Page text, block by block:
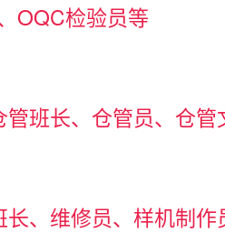
OQC检验员等
管班长、仓管员、仓管
长、维修员、样机制